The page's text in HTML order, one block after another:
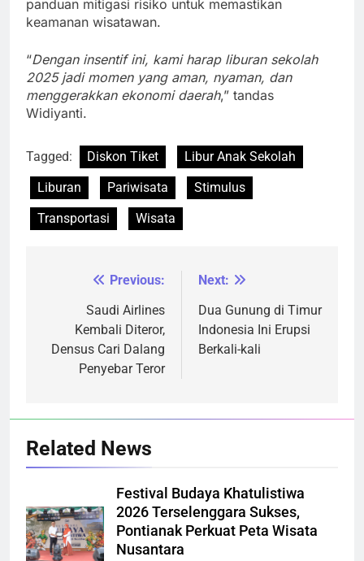
panduan mitigasi risiko untuk memastikan
keamanan wisatawan.
“Dengan insentif ini, kami harap liburan sekolah
2025 jadi momen yang aman, nyaman, dan
menggerakkan ekonomi daerah,” tandas
Widiyanti.
Tagged: Diskon Tiket
Libur Anak Sekolah
Liburan
Pariwisata
Stimulus
Transportasi
Wisata
NavigasiPrevious:
Saudi Airlines
Kembali Diteror,
Densus Cari Dalang
Penyebar Teror
Next:
Dua Gunung di Timur
Indonesia Ini Erupsi
Berkali-kali
Related News
Festival Budaya Khatulistiwa
2026 Terselenggara Sukses,
Pontianak Perkuat Peta Wisata
Nusantara